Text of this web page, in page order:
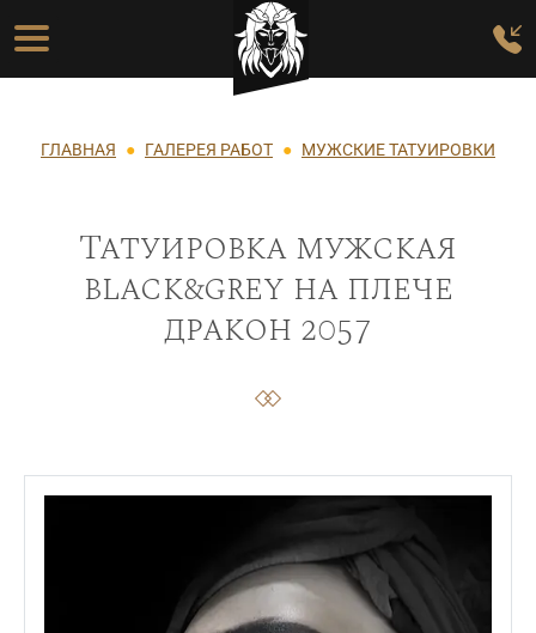
Перейти к основному содержанию
Основная навигация
Строка навигации
ГЛАВНАЯ ГАЛЕРЕЯ РАБОТ МУЖСКИЕ ТАТУИРОВКИ
Татуировка мужская
black&grey на плече
дракон 2057